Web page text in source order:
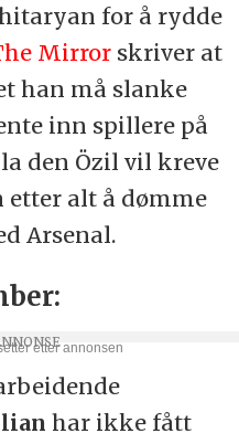
for å rydde
Mirrorskriver at
han må slanke
inn spillere på
den Özil vil kreve
alt å dømme
Arsenal.
har ikke fått